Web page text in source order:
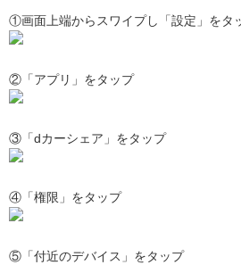
①画面上端からスワイプし「設定」をタ
②「アプリ」をタップ
③「dカーシェア」をタップ
④「権限」をタップ
⑤「付近のデバイス」をタップ